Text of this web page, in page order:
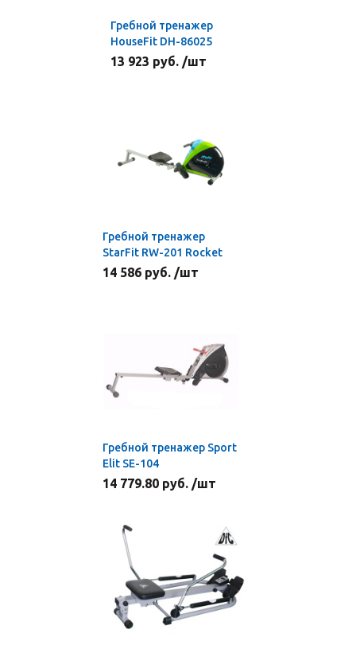
Гребной тренажер
HouseFit DH-86025
13 923 руб. /шт
Гребной тренажер
StarFit RW-201 Rocket
14 586 руб. /шт
Гребной тренажер Sport
Elit SE-104
14 779.80 руб. /шт